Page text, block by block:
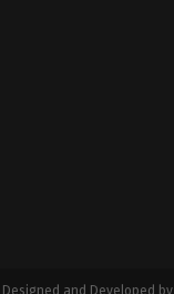
and Developed by